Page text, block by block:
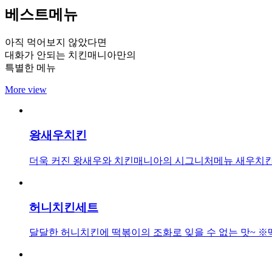
베스트메뉴
아직 먹어보지 않았다면
대화가 안되는 치킨매니아만의
특별한 메뉴
More view
왕새우치킨
더욱 커진 왕새우와 치킨매니아의 시그니처메뉴 새우치
허니치킨세트
달달한 허니치킨에 떡볶이의 조화로 잊을 수 없는 맛~ ※